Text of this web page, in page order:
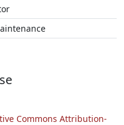
Commons Attribution-